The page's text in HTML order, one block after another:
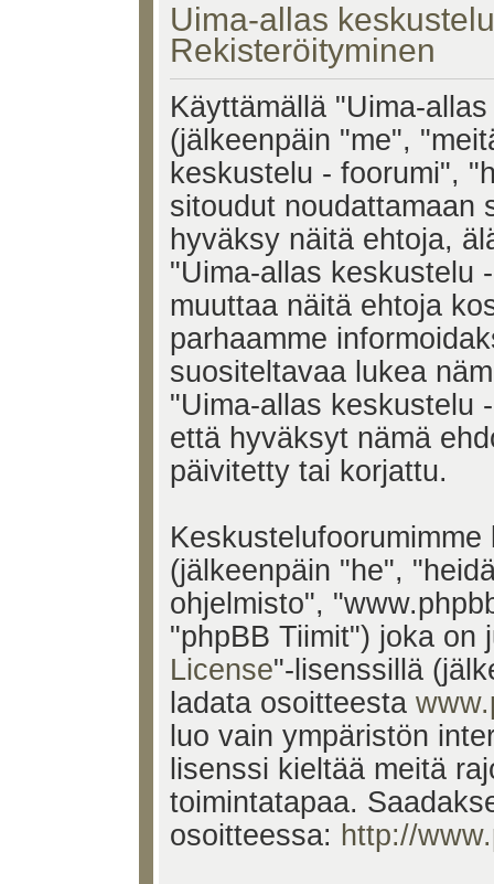
Uima-allas
Rekisteröityminen
Käyttämällä "Uima-
(jälkeenpäin "me",
keskustelu - foorumi",
sitoudut noudattamaan
hyväksy näitä ehtoja,
"Uima-allas keskustelu
muuttaa näitä ehtoja
parhaamme
suositeltavaa lukea
"Uima-allas keskustelu
että hyväksyt nämä
päivitetty tai korjattu.
(jälkeenpäin "he",
ohjelmisto",
"phpBB Tiimit") joka on
License"-lisenssillä
ladata osoitteesta
luo vain ympäristön
lisenssi kieltää meitä
toimintatapaa.
osoitteessa: http://